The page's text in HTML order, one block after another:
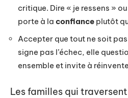
critique. Dire « je ressens »
porte à la confiance plutôt
Accepter que tout ne soit
signe pas l’échec, elle
ensemble et invite à
Les familles qui